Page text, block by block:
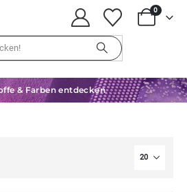
0
& Farben entdecken